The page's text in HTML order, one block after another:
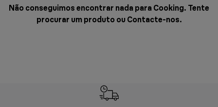
Não conseguimos encontrar nada para Cooking. Tente
procurar um produto ou Contacte-nos.